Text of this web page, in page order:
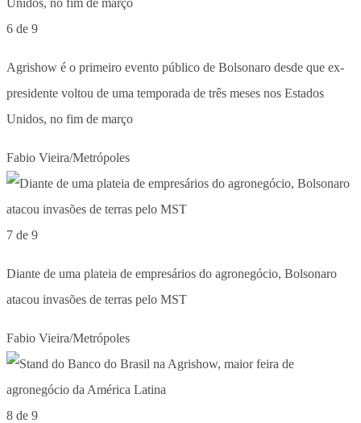
6 de 9
Agrishow é o primeiro evento público de Bolsonaro desde que ex-
presidente voltou de uma temporada de três meses nos Estados
Unidos, no fim de março
Fabio Vieira/Metrópoles
7 de 9
Diante de uma plateia de empresários do agronegócio, Bolsonaro
atacou invasões de terras pelo MST
Fabio Vieira/Metrópoles
8 de 9